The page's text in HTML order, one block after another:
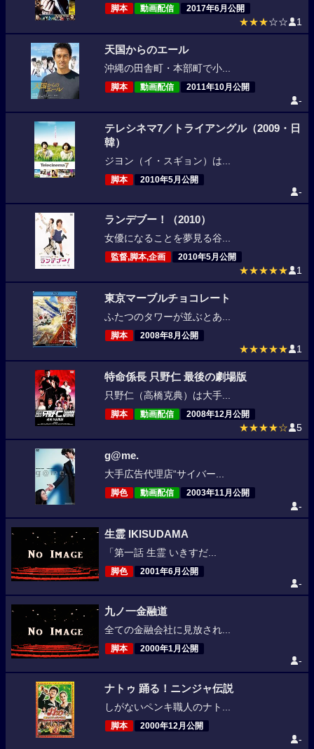
脚本 動画配信 2017年6月公開
★★★☆☆ 1
天国からのエール
沖縄の田舎町・本部町で小...
脚本 動画配信 2011年10月公開
-
テレシネマ7／トライアングル（2009・日
韓）
ジヨン（イ・スギョン）は...
脚本 2010年5月公開
-
ランデブー！（2010）
女優になることを夢見る谷...
監督,脚本,企画 2010年5月公開
★★★★★ 1
東京マーブルチョコレート
ふたつのタワーが並ぶとあ...
脚本 2008年8月公開
★★★★★ 1
特命係長 只野仁 最後の劇場版
只野仁（高橋克典）は大手...
脚本 動画配信 2008年12月公開
★★★★☆ 5
g@me.
大手広告代理店“サイバー...
脚色 動画配信 2003年11月公開
-
生霊 IKISUDAMA
「第一話 生霊 いきすだ...
脚色 2001年6月公開
-
九ノ一金融道
全ての金融会社に見放され...
脚本 2000年1月公開
-
ナトゥ 踊る！ニンジャ伝説
しがないペンキ職人のナト...
脚本 2000年12月公開
-